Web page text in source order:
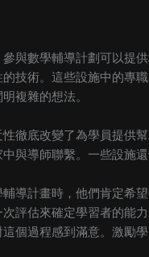
與數學輔導計劃可以提
技術。這些設施中的專
複雜的想法。
徹底改變了為學員提供
與導師聯繫。一些設施
導計畫時，他們肯定希
評估來確定學習者的能
個過程感到滿意。激勵